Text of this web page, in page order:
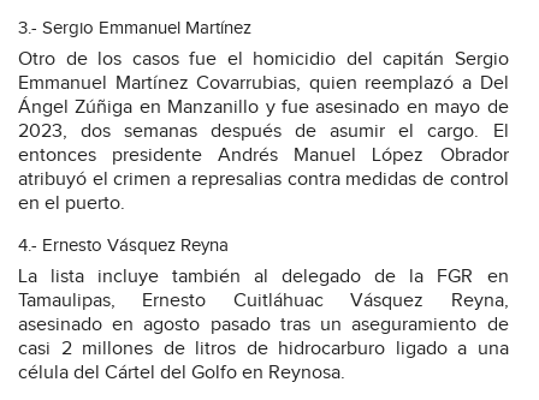
3.- Sergio Emmanuel Martínez
Otro de los casos fue el homicidio del capitán Sergio
Emmanuel Martínez Covarrubias, quien reemplazó a Del
Ángel Zúñiga en Manzanillo y fue asesinado en mayo de
2023, dos semanas después de asumir el cargo. El
entonces presidente Andrés Manuel López Obrador
atribuyó el crimen a represalias contra medidas de control
en el puerto.
4.- Ernesto Vásquez Reyna
La lista incluye también al delegado de la FGR en
Tamaulipas, Ernesto Cuitláhuac Vásquez Reyna,
asesinado en agosto pasado tras un aseguramiento de
casi 2 millones de litros de hidrocarburo ligado a una
célula del Cártel del Golfo en Reynosa.